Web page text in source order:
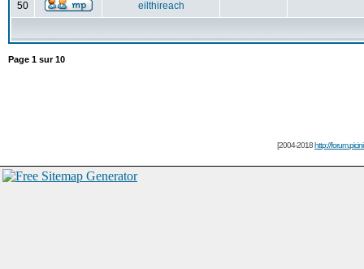
50 eilthireach
Page 1 sur10
[2004-2018http://